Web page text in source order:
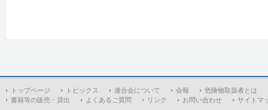
トップページ トピックス 連合会について 会報
危険物取扱者とは
書籍等の販売・貸出
よくあるご質問 リンク お問い合わせ サイトマ